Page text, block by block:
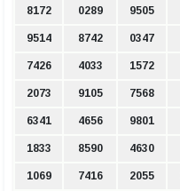
8172 0289 9505
9514 8742 0347
7426 4033 1572
2073 9105 7568
6341 4656 9801
1833 8590 4630
1069 7416 2055